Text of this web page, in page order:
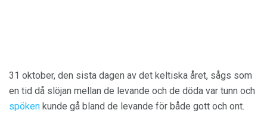
31 oktober, den sista dagen av det keltiska året, sågs som
en tid då slöjan mellan de levande och de döda var tunn och
spöken kunde gå bland de levande för både gott och ont.